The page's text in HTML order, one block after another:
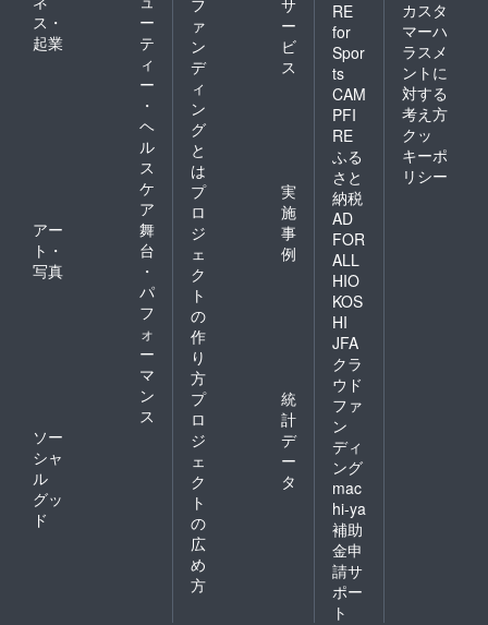
ス・
起業
ー
テ
ィ
ー
・
ヘ
ル
ス
ケ
ア
アー
ト・
写真
舞
台
・
パ
フ
ォ
ー
マ
ン
ス
ソー
シャ
ル
グッ
ド
フ
ァ
ン
デ
ィ
ン
グ
と
は
サ
ー
ビ
ス
プ
ロ
ジ
ェ
ク
ト
の
作
り
方
実
施
事
例
プ
ロ
ジ
ェ
ク
ト
の
広
め
方
統
計
デ
ー
タ
RE
for
Spor
ts
CAM
PFI
RE
ふる
さと
納税
AD
FOR
ALL
HIO
KOS
HI
JFA
クラ
ウド
ファ
ン
ディ
ング
mac
hi-ya
補助
金申
請サ
ポー
ト
カスタ
マーハ
ラスメ
ントに
対する
考え方
クッ
キーポ
リシー